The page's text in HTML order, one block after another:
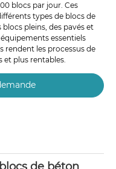
blocs par jour. Ces
types de blocs de
pleins, des pavés et
essentiels
rendent les processus de
et plus rentables.